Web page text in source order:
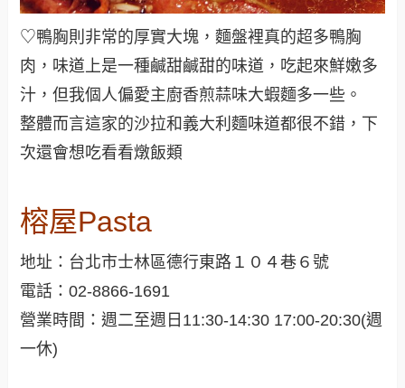
♡鴨胸則非常的厚實大塊，麵盤裡真的超多鴨胸
肉，味道上是一種鹹甜鹹甜的味道，吃起來鮮嫩多
汁，但我個人偏愛主廚香煎蒜味大蝦麵多一些 。
整體而言這家的沙拉和義大利麵味道都很不錯，下
次還會想吃看看燉飯類
榕屋Pasta
地址：台北市士林區德行東路１０４巷６號
電話：02-8866-1691
營業時間：週二至週日11:30-14:30 17:00-20:30(週
一休)